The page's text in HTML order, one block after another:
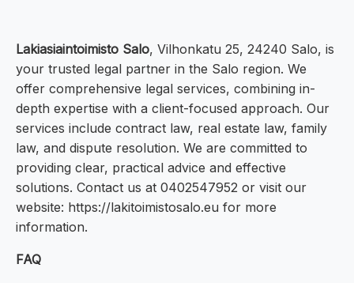
Lakiasiaintoimisto Salo, Vilhonkatu 25, 24240 Salo, is
your trusted legal partner in the Salo region. We
offer comprehensive legal services, combining in-
depth expertise with a client-focused approach. Our
services include contract law, real estate law, family
law, and dispute resolution. We are committed to
providing clear, practical advice and effective
solutions. Contact us at 0402547952 or visit our
website: https://lakitoimistosalo.eu for more
information.
FAQ